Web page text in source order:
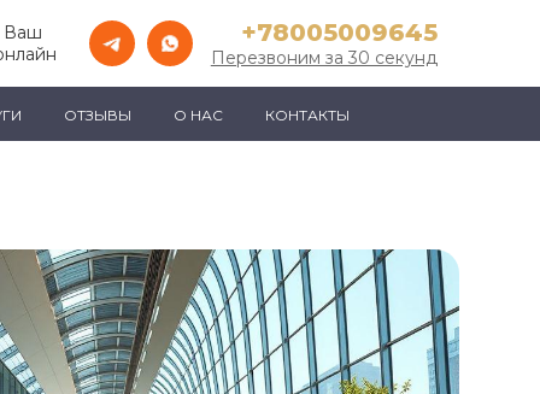
Ваш
+78005009645
Перезвоним за 30 секунд
ОТЗЫВЫ О НАС КОНТАКТЫ